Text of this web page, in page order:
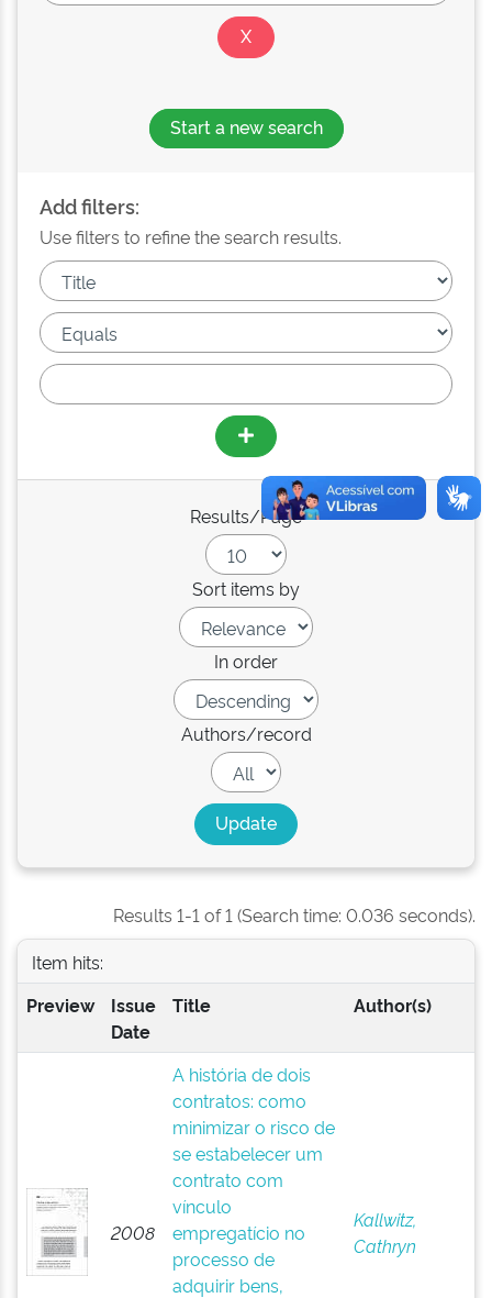
Start a new search
Add filters:
Use filters to refine the search results.
Results/Page
Sort items by
In order
Authors/record
Results 1-1 of 1 (Search time: 0.036 seconds).
Item hits:
Preview
Issue
Date
Title Author(s)
2008
A história de dois
contratos: como
minimizar o risco de
se estabelecer um
contrato com
vínculo
empregatício no
processo de
adquirir bens,
Kallwitz,
Cathryn